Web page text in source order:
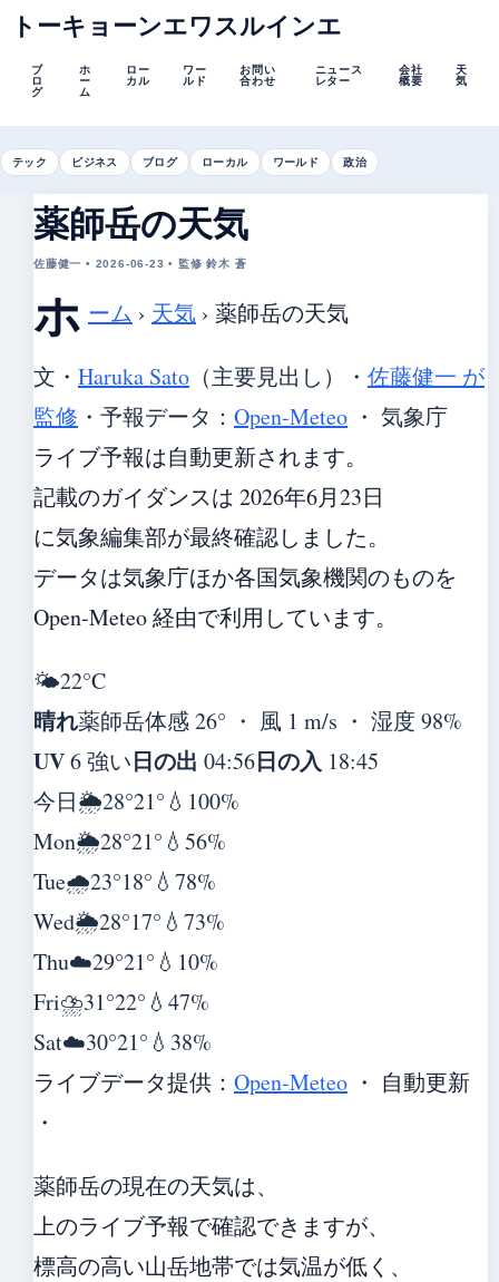
トーキョーンエワスルインエ
ブ
ロ
グ
ホ
ー
ム
ロー
カル
ワー
ルド
お問い
合わせ
ニュース
レター
会社
概要
天
気
テック ビジネス ブログ ローカル ワールド 政治
薬師岳の天気
佐藤健一 • 2026-06-23 • 監修 鈴木 蒼
ホ ーム › 天気 › 薬師岳の天気
文・ Haruka Sato （主要見出し） ・ 佐藤健一 が
監修 ・ 予報データ： Open-Meteo ・ 気象庁
ライブ予報は自動更新されます。
記載のガイダンスは 2026年6月23日
に気象編集部が最終確認しました。
データは気象庁ほか各国気象機関のものを
Open-Meteo 経由で利用しています。
🌤️22°C
晴れ薬師岳体感 26° ・ 風 1 m/s ・ 湿度 98%
UV6 強い日の出 04:56日の入 18:45
今日🌦️28°21° 💧100%
Mon🌦️28°21° 💧56%
Tue🌧️23°18° 💧78%
Wed🌦️28°17° 💧73%
Thu☁️29°21° 💧10%
Fri⛈️31°22° 💧47%
Sat☁️30°21° 💧38%
ライブデータ提供： Open-Meteo ・ 自動更新
・
薬師岳の現在の天気は、
上のライブ予報で確認できますが、
標高の高い山岳地帯では気温が低く、